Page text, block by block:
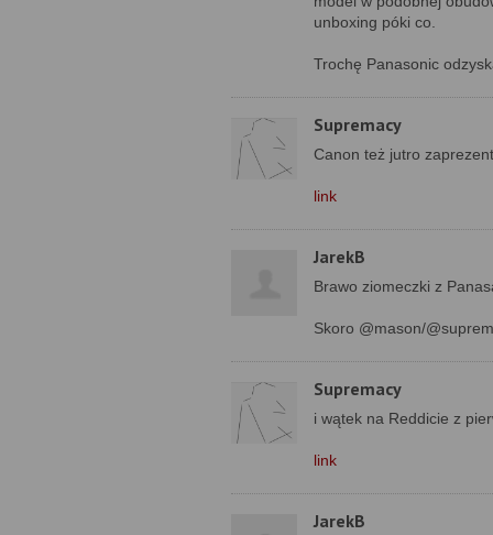
unboxing póki co.
Trochę Panasonic
Supremacy
Canon też jutro
link
JarekB
Brawo ziomeczki z
Skoro @mason/
Supremacy
i wątek na Reddicie z
link
JarekB